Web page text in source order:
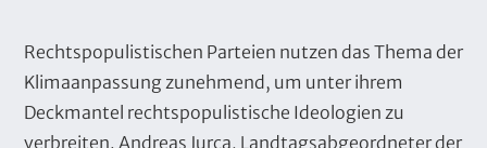
x
t
Rechtspopulistischen Parteien nutzen das Thema der
Klimaanpassung zunehmend, um unter ihrem
Deckmantel rechtspopulistische Ideologien zu
verbreiten. Andreas Jurca, Landtagsabgeordneter der